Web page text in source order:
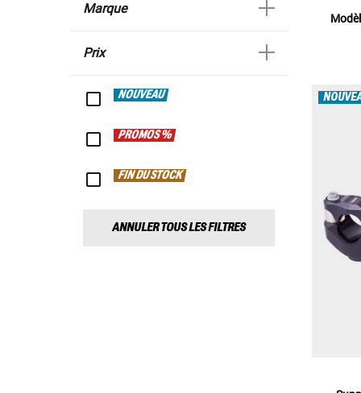
Marque
Prix
NOUVEAU
PROMOS %
FIN DU STOCK
ANNULER TOUS LES FILTRES